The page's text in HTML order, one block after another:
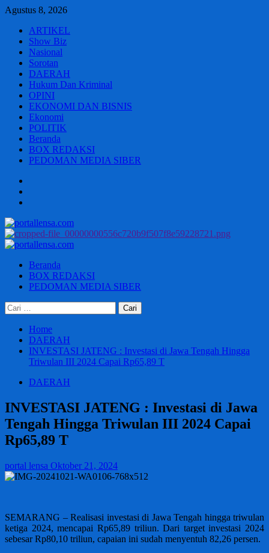
Skip
content
Agustus 8, 2026
ARTIKEL
Show Biz
Nasional
Sorotan
DAERAH
Hukum Dan Kriminal
OPINI
EKONOMI DAN BISNIS
Ekonomi
POLITIK
Beranda
BOX REDAKSI
PEDOMAN MEDIA SIBER
SIBER
Primary
Beranda
BOX REDAKSI
PEDOMAN MEDIA SIBER
Cari
untuk:
Home
DAERAH
INVESTASI JATENG : Investasi di Jawa Tengah Hingga
Triwulan III 2024 Capai Rp65,89 T
DAERAH
INVESTASI JATENG : Investasi di Jawa
Tengah Hingga Triwulan III 2024 Capai
Rp65,89 T
portal lensa Oktober 21, 2024
SEMARANG – Realisasi investasi di Jawa Tengah hingga triwulan
ketiga 2024, mencapai Rp65,89 triliun. Dari target investasi 2024
sebesar Rp80,10 triliun, capaian ini sudah menyentuh 82,26 persen.